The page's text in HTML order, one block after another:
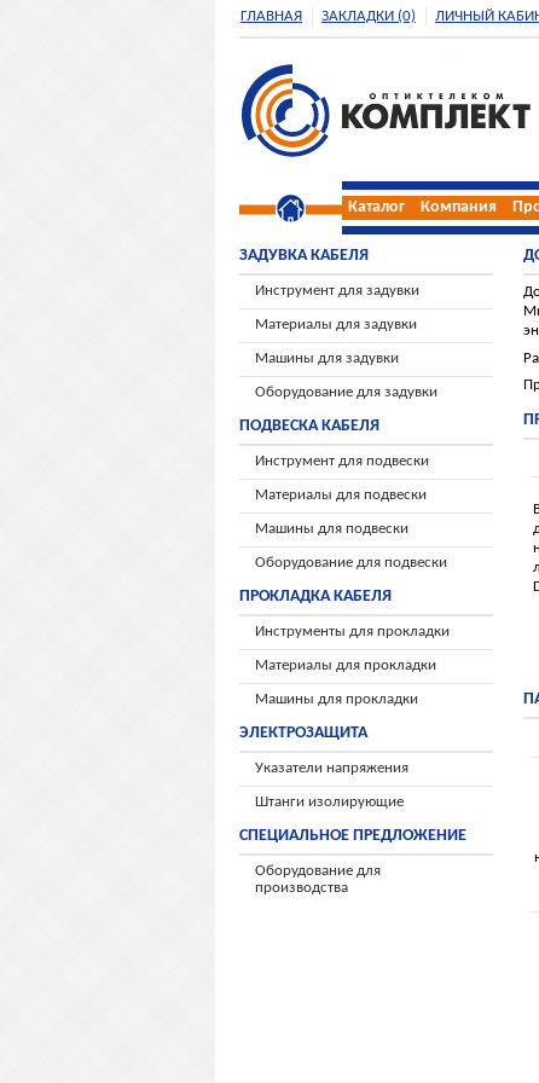
ГЛАВНАЯ ЗАКЛАДКИ (0) ЛИЧНЫЙ
Каталог Компания
ЗАДУВКА КАБЕЛЯ
Инструмент для задувки
Материалы для задувки
Машины для задувки
Оборудование для задувки
ПОДВЕСКА КАБЕЛЯ
Инструмент для подвески
Материалы для подвески
Машины для подвески
Оборудование для подвески
ПРОКЛАДКА КАБЕЛЯ
Инструменты для прокладки
Материалы для прокладки
Машины для прокладки
ЭЛЕКТРОЗАЩИТА
Указатели напряжения
Штанги изолирующие
СПЕЦИАЛЬНОЕ ПРЕДЛОЖЕНИЕ
Оборудование для
производства